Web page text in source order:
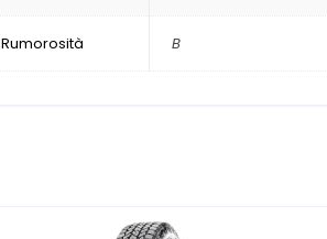
Rumorosità B